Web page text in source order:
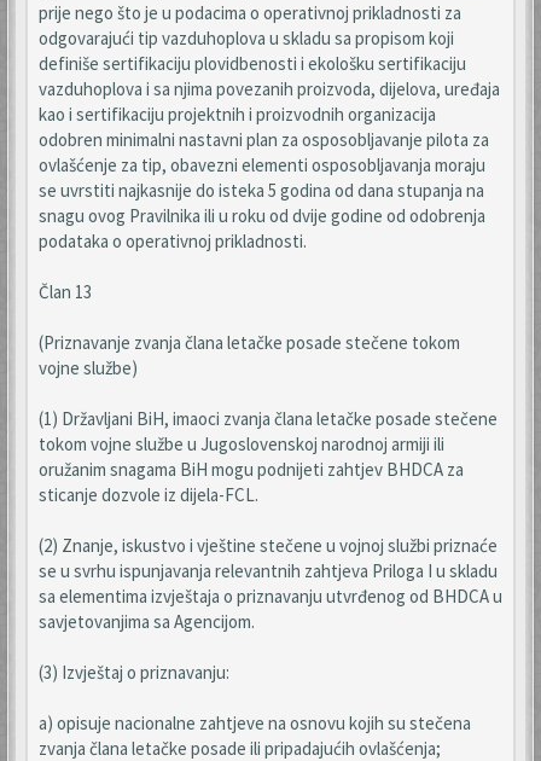
prije nego što je u podacima o operativnoj prikladnosti za
odgovarajući tip vazduhoplova u skladu sa propisom koji
definiše sertifikaciju plovidbenosti i ekološku sertifikaciju
vazduhoplova i sa njima povezanih proizvoda, dijelova, uređaja
kao i sertifikaciju projektnih i proizvodnih organizacija
odobren minimalni nastavni plan za osposobljavanje pilota za
ovlašćenje za tip, obavezni elementi osposobljavanja moraju
se uvrstiti najkasnije do isteka 5 godina od dana stupanja na
snagu ovog Pravilnika ili u roku od dvije godine od odobrenja
podataka o operativnoj prikladnosti.
Član 13
(Priznavanje zvanja člana letačke posade stečene tokom
vojne službe)
(1) Državljani BiH, imaoci zvanja člana letačke posade stečene
tokom vojne službe u Jugoslovenskoj narodnoj armiji ili
oružanim snagama BiH mogu podnijeti zahtjev BHDCA za
sticanje dozvole iz dijela-FCL.
(2) Znanje, iskustvo i vještine stečene u vojnoj službi priznaće
se u svrhu ispunjavanja relevantnih zahtjeva Priloga I u skladu
sa elementima izvještaja o priznavanju utvrđenog od BHDCA u
savjetovanjima sa Agencijom.
(3) Izvještaj o priznavanju:
a) opisuje nacionalne zahtjeve na osnovu kojih su stečena
zvanja člana letačke posade ili pripadajućih ovlašćenja;